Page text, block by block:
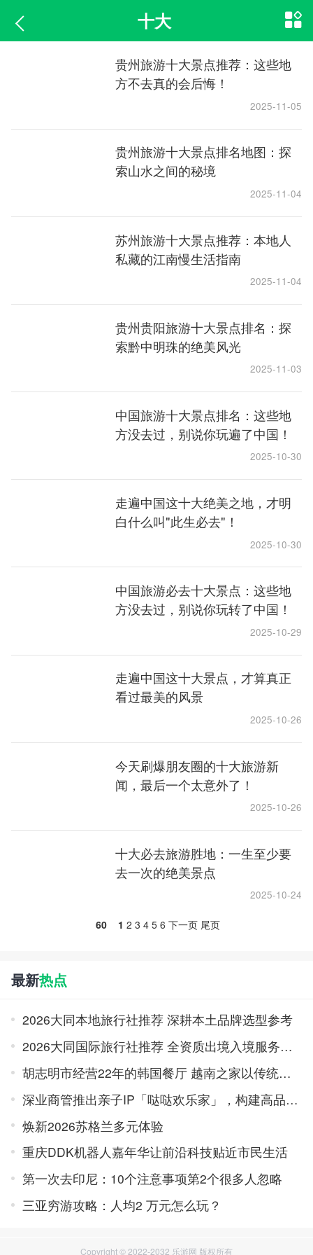
十大
贵州旅游十大景点推荐：这些地
方不去真的会后悔！
2025-11-05
贵州旅游十大景点排名地图：探
索山水之间的秘境
2025-11-04
苏州旅游十大景点推荐：本地人
私藏的江南慢生活指南
2025-11-04
贵州贵阳旅游十大景点排名：探
索黔中明珠的绝美风光
2025-11-03
中国旅游十大景点排名：这些地
方没去过，别说你玩遍了中国！
2025-10-30
走遍中国这十大绝美之地，才明
白什么叫"此生必去"！
2025-10-30
中国旅游必去十大景点：这些地
方没去过，别说你玩转了中国！
2025-10-29
走遍中国这十大景点，才算真正
看过最美的风景
2025-10-26
今天刷爆朋友圈的十大旅游新
闻，最后一个太意外了！
2025-10-26
十大必去旅游胜地：一生至少要
去一次的绝美景点
2025-10-24
60 1 2 3 4 5 6 下一页 尾页
最新热点
2026大同本地旅行社推荐 深耕本土品牌选型参考
2026大同国际旅行社推荐 全资质出境入境服务品牌榜
胡志明市经营22年的韩国餐厅 越南之家以传统味道积累口碑
深业商管推出亲子IP「哒哒欢乐家」，构建高品质亲子旅居体系
焕新2026苏格兰多元体验
重庆DDK机器人嘉年华让前沿科技贴近市民生活
第一次去印尼：10个注意事项第2个很多人忽略
三亚穷游攻略：人均2 万元怎么玩？
Copyright © 2022-2032 乐游网 版权所有